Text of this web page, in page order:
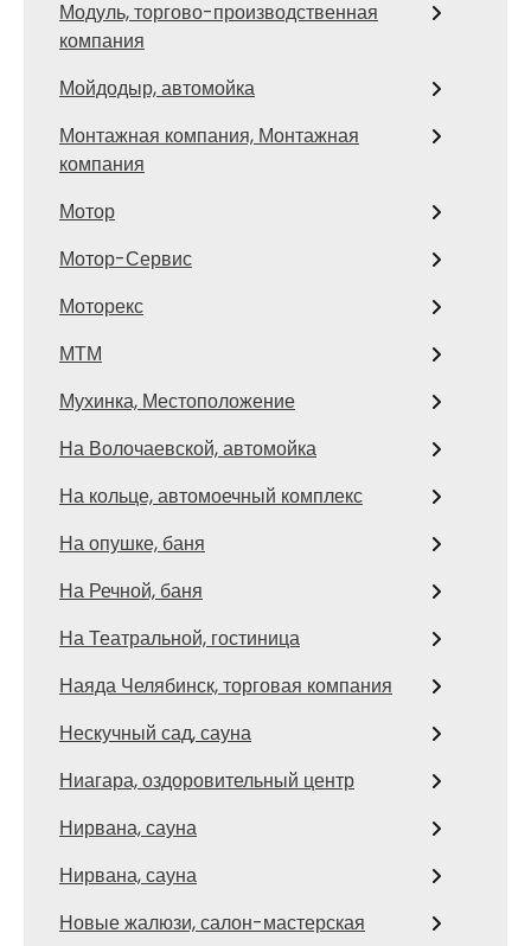
Модуль, торгово-производственная
компания
Мойдодыр, автомойка
Монтажная компания, Монтажная
компания
Мотор
Мотор-Сервис
Моторекс
МТМ
Мухинка, Местоположение
На Волочаевской, автомойка
На кольце, автомоечный комплекс
На опушке, баня
На Речной, баня
На Театральной, гостиница
Наяда Челябинск, торговая компания
Нескучный сад, сауна
Ниагара, оздоровительный центр
Нирвана, сауна
Нирвана, сауна
Новые жалюзи, салон-мастерская